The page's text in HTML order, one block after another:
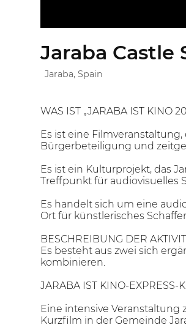
Jaraba Castle
Jaraba, Spain
WAS IST „JARABA IST KINO
Es ist eine
Bürgerbeteiligung und
Es ist ein Kulturprojekt, das
Treffpunkt für audiovisuelles
Es handelt sich um eine
Ort für künstlerisches
BESCHREIBUNG DER
Es besteht aus zwei sich
kombinieren.
JARABA IST KINO-EXPRESS-
Eine intensive
Kurzfilm in der Gemeinde